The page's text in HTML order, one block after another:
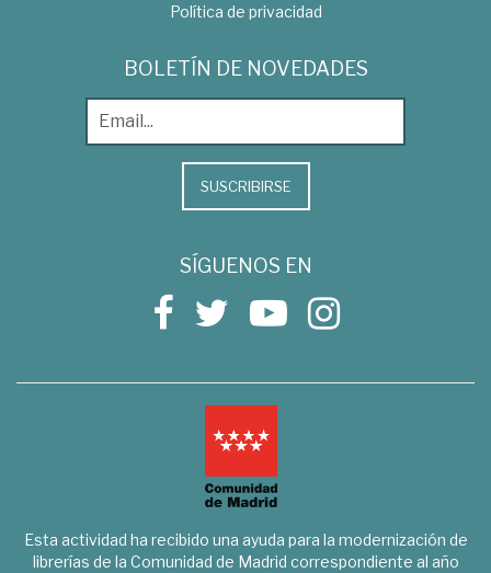
Política de privacidad
BOLETÍN DE NOVEDADES
SUSCRIBIRSE
SÍGUENOS EN
Esta actividad ha recibido una ayuda para la modernización de
librerías de la Comunidad de Madrid correspondiente al año